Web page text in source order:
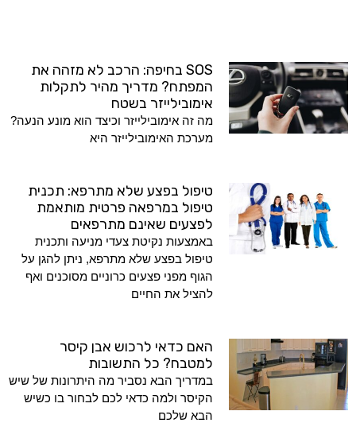
SOS בחיפה: הרכב לא מזהה את
המפתח? מדריך מהיר לתקלות
אימובילייזר בשטח
מה זה אימובילייזר וכיצד הוא מונע הנעה?
מערכת האימובילייזר היא
טיפול בפצע שלא מתרפא: תכנית
טיפול במרפאה פרטית מותאמת
לפצעים שאינם מתרפאים
באמצעות נקיטת צעדי מניעה ותכנית
טיפול בפצע שלא מתרפא, ניתן להגן על
הגוף מפני פצעים כרוניים מסוכנים ואף
להציל את החיים
האם כדאי לרכוש אבן קיסר
למטבח? כל התשובות
במדריך הבא נסביר מה היתרונות של שיש
הקיסר ולמה כדאי לכם לבחור בו כשיש
הבא שלכם